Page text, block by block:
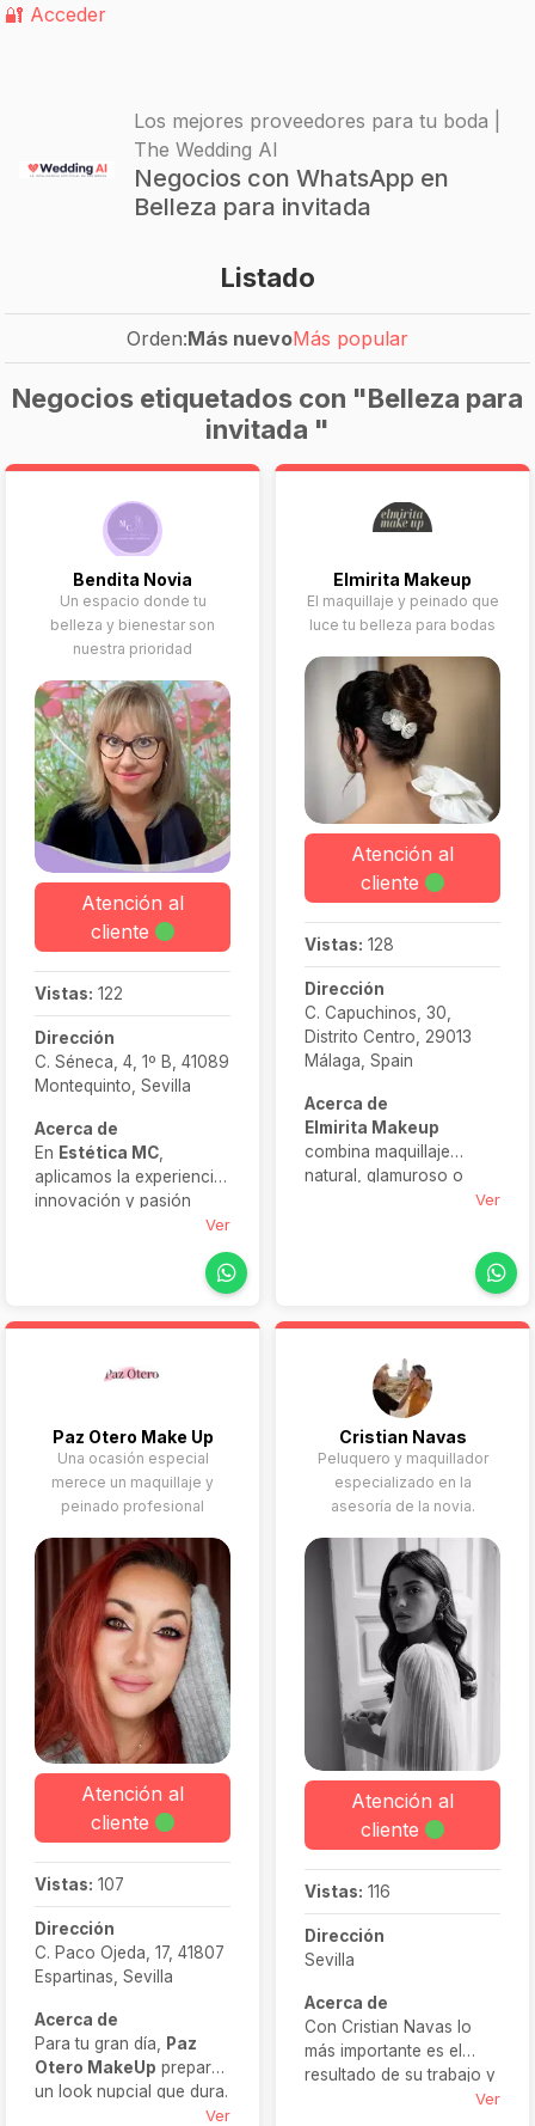
🔐 Acceder
Los mejores proveedores para tu boda |
The Wedding AI
Negocios con WhatsApp en
Belleza para invitada
Listado
Orden:Más nuevoMás popular
Negocios etiquetados con "Belleza para
invitada "
Bendita Novia
Un espacio donde tu
belleza y bienestar son
nuestra prioridad
Atención al
cliente
Vistas: 122
Dirección
C. Séneca, 4, 1º B, 41089
Montequinto, Sevilla
Acerca de
En Estética MC
aplicamos la experiencia,
innovación y pasión
adquiridas a lo largo de
tratamientos estéticos de
especialmente para ti.
personalizado y
destacar tu mejor versión
con naturalidad y
elegancia.
Ver
Elmirita Makeup
El maquillaje y peinado que
luce tu belleza para bodas
Atención al
cliente
Vistas: 128
Dirección
C. Capuchinos, 30,
Distrito Centro, 29013
Málaga, Spain
Acerca de
Elmirita Makeup
combina maquillaje
natural, glamuroso o
sofisticado con estilos
quinceañeras y sesiones
de fotos, su propuesta
personalizada,
desplazamiento a
domicilio y uso de
cosmética premium. Una
opción ideal para
celebrar con estilo y
tranquilidad.
Ver
Paz Otero Make Up
Una ocasión especial
merece un maquillaje y
peinado profesional
Atención al
cliente
Vistas: 107
Dirección
C. Paco Ojeda, 17, 41807
Espartinas, Sevilla
Acerca de
Para tu gran día,
Paz
Otero MakeUp prepara
un look nupcial que dura.
Utilizando productos deVer
Cristian Navas
Peluquero y maquillador
especializado en la
asesoría de la novia.
Atención al
cliente
Vistas: 116
Dirección
Sevilla
Acerca de
Con Cristian Navas lo
más importante es el
resultado de su trabajo y
su prioridad es que tú teVer